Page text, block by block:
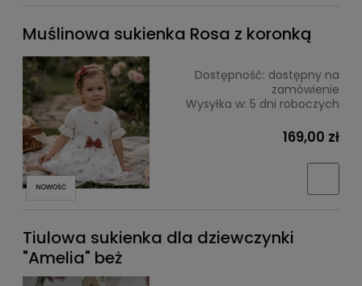
Muślinowa sukienka Rosa z koronką
Dostępność: dostępny na
zamówienie
Wysyłka w: 5 dni roboczych
169,00 zł
NOWOŚĆ
Tiulowa sukienka dla dziewczynki
"Amelia" beż